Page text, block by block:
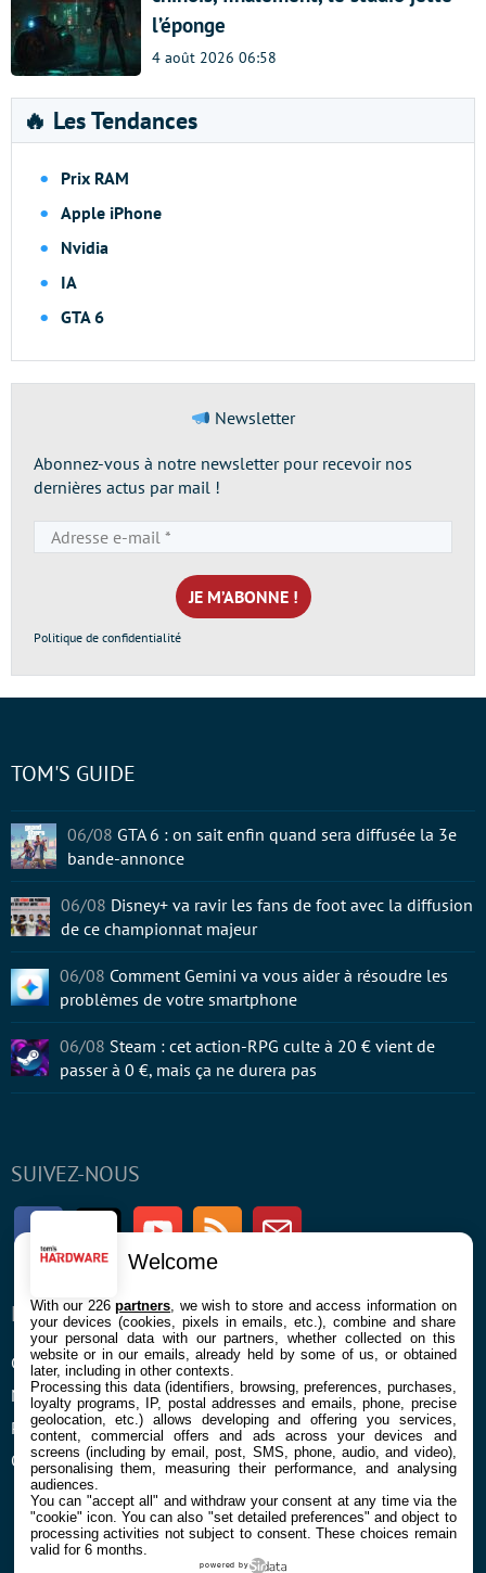
l’éponge
4 août 2026 06:58
🔥 Les Tendances
Prix RAM
Apple iPhone
Nvidia
IA
GTA 6
Newsletter
Abonnez-vous à notre newsletter pour recevoir nos
dernières actus par mail !
e-
mail
*
Politique de confidentialité
SUIVEZ-NOUS
FacebookTwitter Youtube RSS Newsletter
ENTREPRISE
Confidentialité et Cookies
Mentions légales et CGU
Préférences Cookies
Qui sommes nous
À PROPOS
Contact
TOM'S GUIDE
06/08 GTA 6 : on sait enfin quand sera diffusée la 3e
bande-annonce
06/08 Disney+ va ravir les fans de foot avec la diffusion
de ce championnat majeur
06/08 Comment Gemini va vous aider à résoudre les
problèmes de votre smartphone
06/08 Steam : cet action-RPG culte à 20 € vient de
passer à 0 €, mais ça ne durera pas
Welcome
With our 226partners , we wish to store and access information on
your devices (cookies, pixels in emails, etc.), combine and share
your personal data with our partners, whether collected on this
website or in our emails, already held by some of us, or obtained
later, including in other contexts.
Processing this data (identifiers, browsing, preferences, purchases,
loyalty programs, IP, postal addresses and emails, phone, precise
geolocation, etc.) allows developing and offering you services,
content, commercial offers and ads across your devices and
screens (including by email, post, SMS, phone, audio, and video),
personalising them, measuring their performance, and analysing
audiences.
You can "accept all" and withdraw your consent at any time via the
"cookie" icon. You can also "set detailed preferences" and object to
processing activities not subject to consent. These choices remain
valid for 6 months.
powered by